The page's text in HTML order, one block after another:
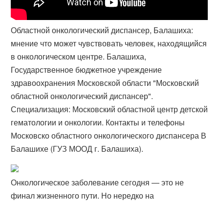
Областной онкологический диспансер, Балашиха:
мнение что может чувствовать человек, находящийся
в онкологическом центре. Балашиха,
Государственное бюджетное учреждение
здравоохранения Московской области "Московский
областной онкологический диспансер".
Специализация: Московский областной центр детской
гематологии и онкологии. Контакты и телефоны
Московско областного онкологического диспансера В
Балашихе (ГУЗ МООД г. Балашиха).
Онкологическое заболевание сегодня — это не
финал жизненного пути. Но нередко на